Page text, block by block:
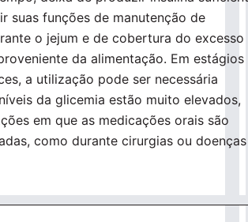
suas funções de manutenção de
o jejum e de cobertura do excesso
da alimentação. Em estágios
a utilização pode ser necessária
da glicemia estão muito elevados,
em que as medicações orais são
como durante cirurgias ou doenças